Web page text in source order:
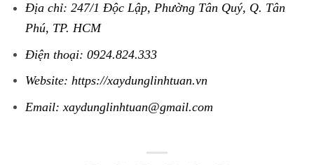
Địa chỉ: 247/1 Độc Lập, Phường Tân Quý, Q. Tân
Phú, TP. HCM
Điện thoại: 0924.824.333
Website: https://xaydunglinhtuan.vn
Email: xaydunglinhtuan@gmail.com